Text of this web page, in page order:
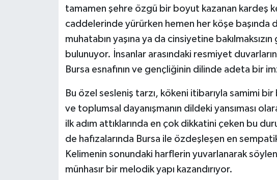
tamamen şehre özgü bir boyut kazanan kardeş
caddelerinde yürürken hemen her köşe başında
muhatabın yaşına ya da cinsiyetine
bulunuyor. İnsanlar arasındaki resmiyet
Bursa esnafının ve gençliğinin dilinde adeta bir
Bu özel sesleniş tarzı, kökeni itibarıyla samimi
ve toplumsal dayanışmanın dildeki yansıması
ilk adım attıklarında en çok dikkatini çeken bu
de hafızalarında Bursa ile özdeşleşen en
Kelimenin sonundaki harflerin yuvarlanarak
münhasır bir melodik yapı kazandırıyor.